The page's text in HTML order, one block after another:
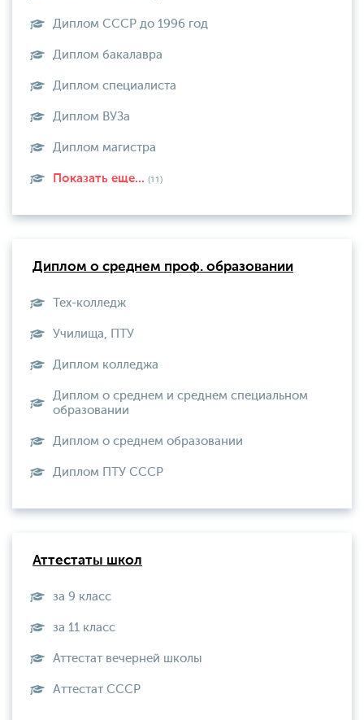
Диплом СССР до 1996 год
Диплом бакалавра
Диплом специалиста
Диплом ВУЗа
Диплом магистра
Показать еще... (11)
Диплом о среднем проф. образовании
Тех-колледж
Училища, ПТУ
Диплом колледжа
Диплом о среднем и среднем специальном
образовании
Диплом о среднем образовании
Диплом ПТУ СССР
Аттестаты школ
за 9 класс
за 11 класс
Аттестат вечерней школы
Aттестат СССР